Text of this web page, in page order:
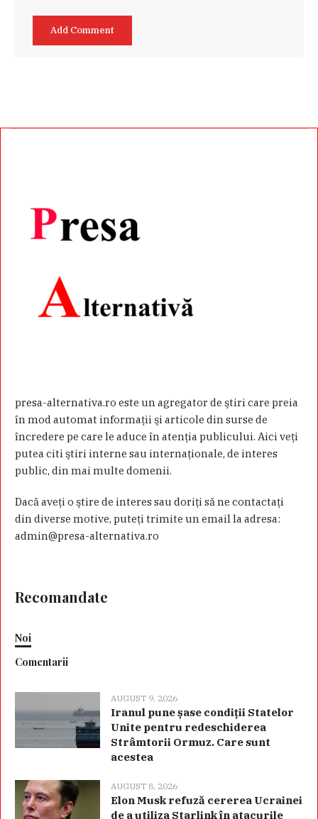
presa-alternativa.ro este un agregator de ştiri care preia
în mod automat informaţii şi articole din surse de
încredere pe care le aduce în atenţia publicului. Aici veţi
putea citi ştiri interne sau internaţionale, de interes
public, din mai multe domenii.
Dacă aveţi o ştire de interes sau doriţi să ne contactaţi
din diverse motive, puteţi trimite un email la adresa:
admin@presa-alternativa.ro
Recomandate
Noi
Comentarii
AUGUST 9, 2026
Iranul pune șase condiții Statelor
Unite pentru redeschiderea
Strâmtorii Ormuz. Care sunt
acestea
AUGUST 8, 2026
Elon Musk refuză cererea Ucrainei
de a utiliza Starlink în atacurile